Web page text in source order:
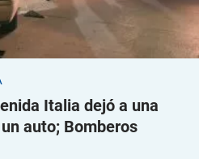
Italia dejó a una
auto; Bomberos